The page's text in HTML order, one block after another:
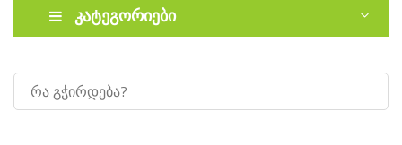
კატეგორიები